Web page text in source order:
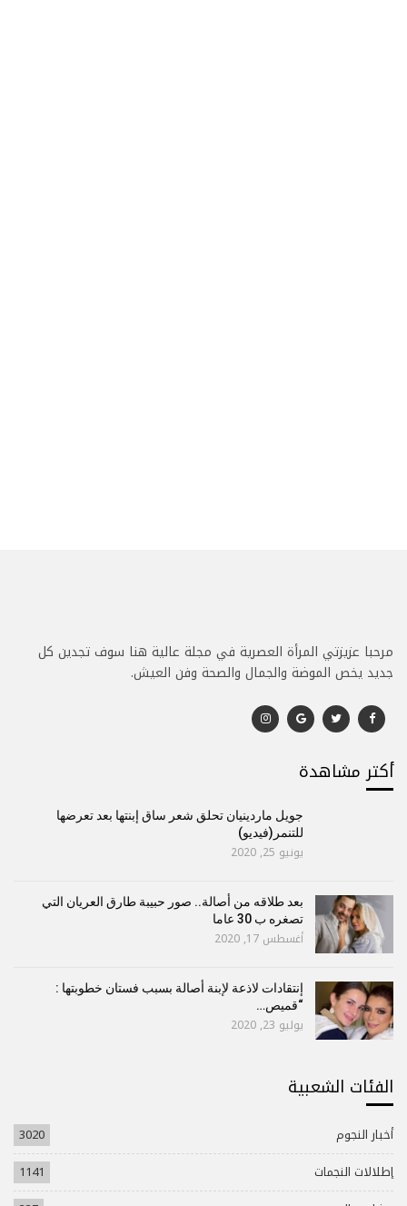
مرحبا عزيزتي المرأة العصرية في مجلة عالية هنا سوف تجدين كل
جديد يخص الموضة والجمال والصحة وفن العيش.
أكتر مشاهدة
جويل ماردينيان تحلق شعر ساق إبنتها بعد تعرضها
للتنمر(فيديو)
يونيو 25, 2020
بعد طلاقه من أصالة.. صور حبيبة طارق العريان التي
تصغره ب 30 عاما
أغسطس 17, 2020
إنتقادات لاذعة لإبنة أصالة بسبب فستان خطوبتها :
“قميص…
يوليو 23, 2020
الفئات الشعبية
أخبار النجوم
3020
إطلالات النجمات
1141